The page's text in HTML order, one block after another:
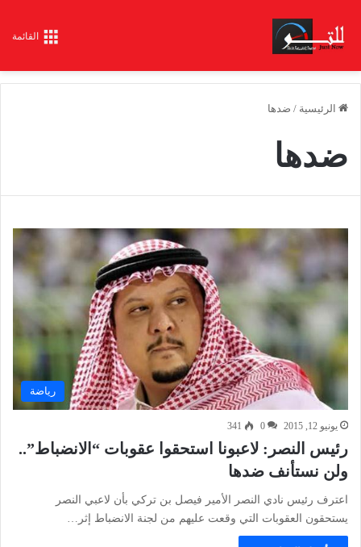
القائمة
الرئيسية / ضدها
ضدها
رياضة
يونيو 12, 2015 0
341
رئيس النصر: لاعبونا استحقوا عقوبات “الانضباط”..
ولن نستأنف ضدها
اعترف رئيس نادي النصر الأمير فيصل بن تركي بأن لاعبي النصر
يستحقون العقوبات التي وقعت عليهم من لجنة الانضباط إثر…